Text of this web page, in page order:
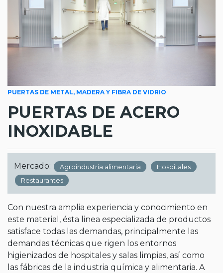
PUERTAS DE METAL, MADERA Y FIBRA DE VIDRIO
PUERTAS DE ACERO
INOXIDABLE
Mercado: Agroindustria alimentaria
Hospitales
Restaurantes
Con nuestra amplia experiencia y conocimiento en
este material, ésta linea especializada de productos
satisface todas las demandas, principalmente las
demandas técnicas que rigen los entornos
higienizados de hospitales y salas limpias, así como
las fábricas de la industria química y alimentaria. A